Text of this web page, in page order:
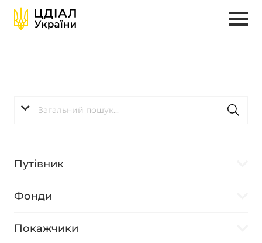
Путівник
Фонди
Покажчики